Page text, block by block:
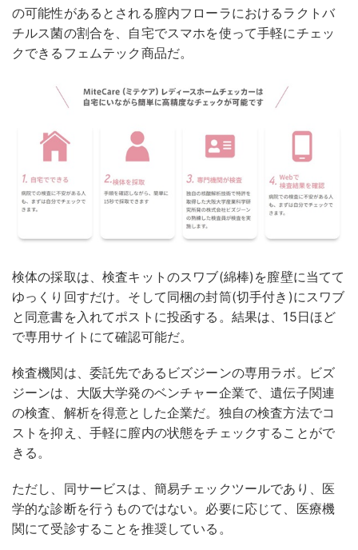
の可能性があるとされる膣内フローラにおけるラクトバ
チルス菌の割合を、自宅でスマホを使って手軽にチェッ
クできるフェムテック商品だ。
検体の採取は、検査キットのスワブ(綿棒)を膣壁に当てて
ゆっくり回すだけ。そして同梱の封筒(切手付き)にスワブ
と同意書を入れてポストに投函する。結果は、15日ほど
で専用サイトにて確認可能だ。
検査機関は、委託先であるビズジーンの専用ラボ。ビズ
ジーンは、大阪大学発のベンチャー企業で、遺伝子関連
の検査、解析を得意とした企業だ。独自の検査方法でコ
ストを抑え、手軽に膣内の状態をチェックすることがで
きる。
ただし、同サービスは、簡易チェックツールであり、医
学的な診断を行うものではない。必要に応じて、医療機
関にて受診することを推奨している。